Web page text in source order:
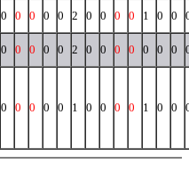
0 0 0 0 0 2 0 0 0 0 1 0 0
0 0 0 0 0 2 0 0 0 0 0 0 0
0 0 0 0 0 1 0 0 0 0 1 0 0